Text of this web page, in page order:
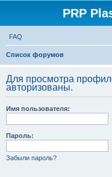
PRP
FAQ
Список форумов
Для просмотра
авторизованы.
Имя пользователя:
Пароль:
Забыли пароль?